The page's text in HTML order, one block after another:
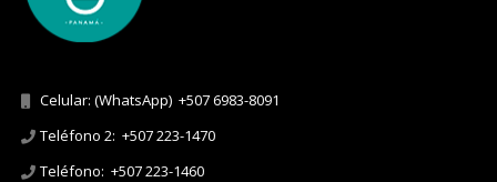
Celular: (WhatsApp) +507 6983-8091
Teléfono 2: +507 223-1470
Teléfono: +507 223-1460